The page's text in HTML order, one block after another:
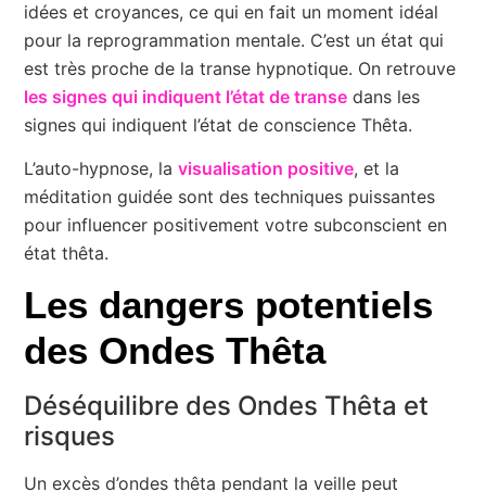
idées et croyances, ce qui en fait un moment idéal
pour la reprogrammation mentale. C’est un état qui
est très proche de la transe hypnotique. On retrouve
les signes qui indiquent l’état de transe dans les
signes qui indiquent l’état de conscience Thêta.
L’auto-hypnose, lavisualisation positive, et la
méditation guidée sont des techniques puissantes
pour influencer positivement votre subconscient en
état thêta.
Les dangers potentiels
des Ondes Thêta
Déséquilibre des Ondes Thêta et
risques
Un excès d’ondes thêta pendant la veille peut